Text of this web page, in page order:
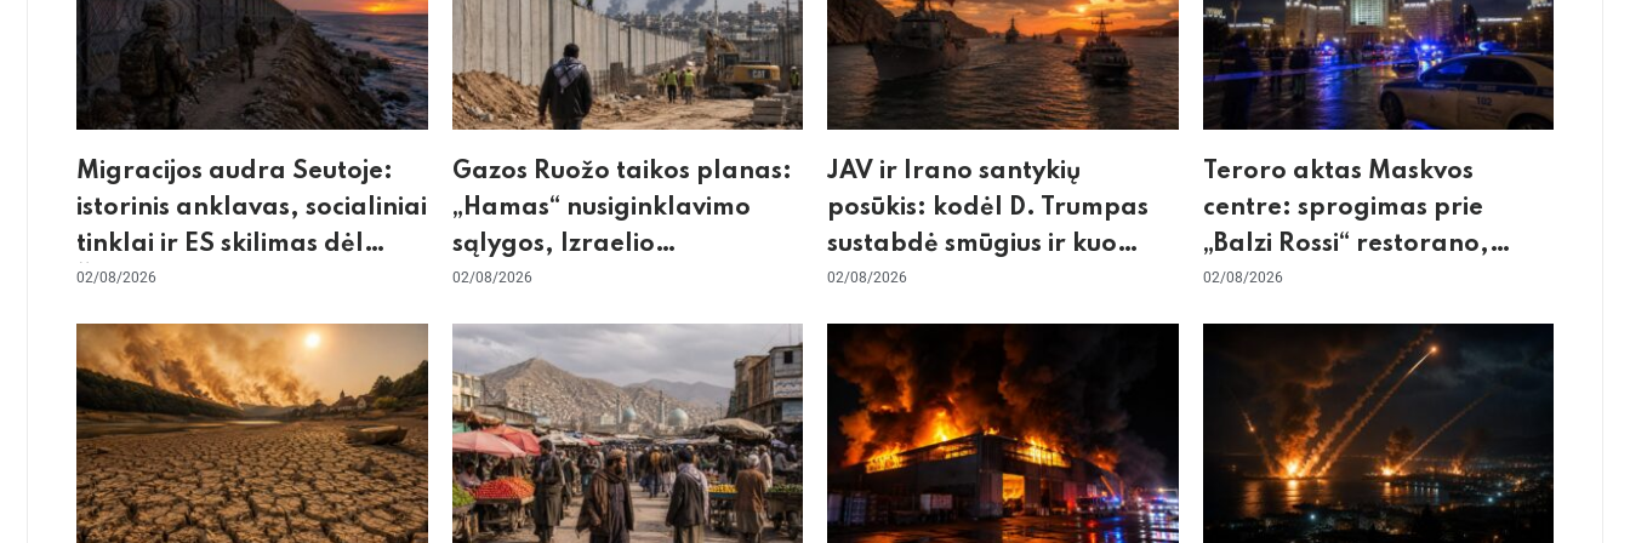
Migracijos audra Seutoje:
istorinis anklavas, socialiniai
tinklai ir ES skilimas dėl
Šengeno zonos
02/08/2026
Gazos Ruožo taikos planas:
„Hamas“ nusiginklavimo
sąlygos, Izraelio
skepticizmas ir ES nerimas
dėl sienos
02/08/2026
JAV ir Irano santykių
posūkis: kodėl D. Trumpas
sustabdė smūgius ir kuo
rizikuoja pasaulio
ekonomika
02/08/2026
Teroro aktas Maskvos
centre: sprogimas prie
„Balzi Rossi“ restorano,
mirtininkės apgulė ir tikrieji
taikiniai
02/08/2026